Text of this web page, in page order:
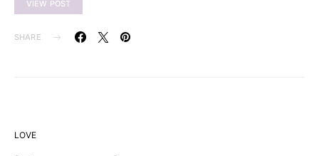
VIEW POST
SHARE
LOVE